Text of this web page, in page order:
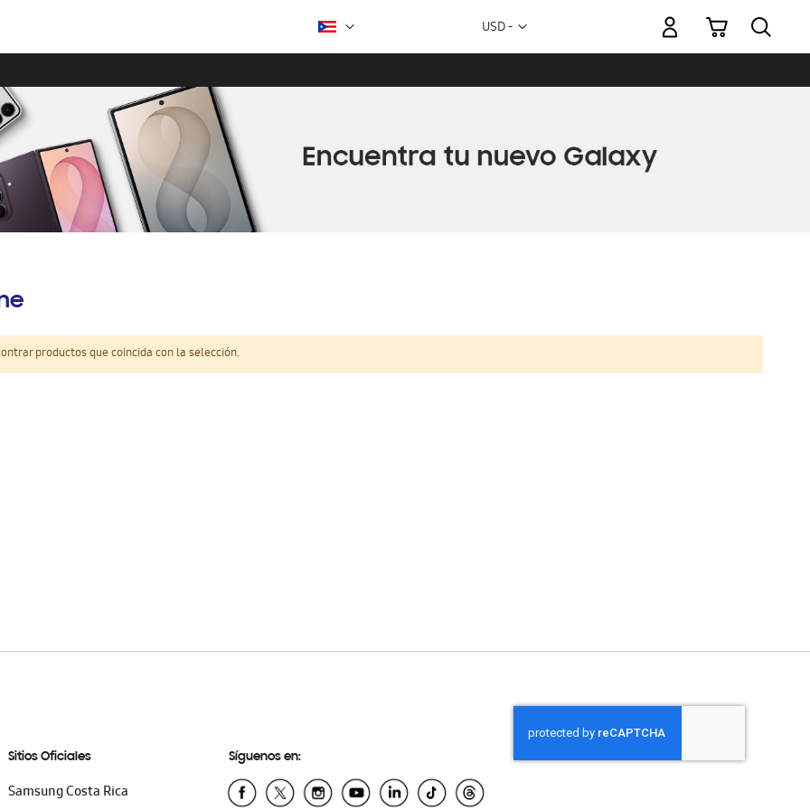
Moneda
USD -
Mi carrito
productos que coincida con la selección.
Sitios Oficiales
Samsung Costa Rica
Síguenos en: